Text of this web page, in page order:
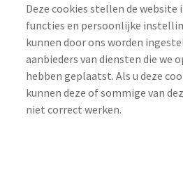
Deze cookies stellen de
functies en persoonlijke
kunnen door ons worden
aanbieders van diensten die we
hebben geplaatst. Als u deze
kunnen deze of sommige van
niet correct werken.